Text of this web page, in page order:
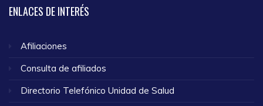
ENLACES DE INTERÉS
Afiliaciones
Consulta de afiliados
Directorio Telefónico Unidad de Salud